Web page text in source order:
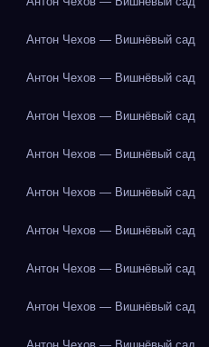
Антон Чехов — Вишнёвый сад
Антон Чехов — Вишнёвый сад
Антон Чехов — Вишнёвый сад
Антон Чехов — Вишнёвый сад
Антон Чехов — Вишнёвый сад
Антон Чехов — Вишнёвый сад
Антон Чехов — Вишнёвый сад
Антон Чехов — Вишнёвый сад